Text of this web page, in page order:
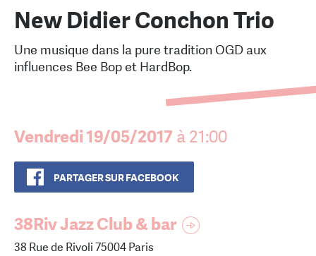
New Didier Conchon Trio
Une musique dans la pure tradition OGD aux
influences Bee Bop et HardBop.
Vendredi 19/05/2017 à 21:00
PARTAGER SUR FACEBOOK
38Riv Jazz Club & bar
38 Rue de Rivoli 75004 Paris